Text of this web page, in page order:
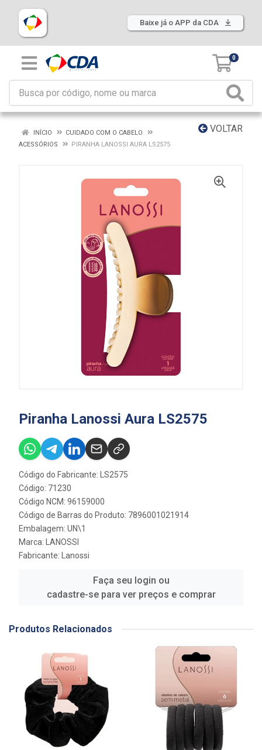
Baixe já o APP da CDA
0
VOLTAR
INÍCIO
CUIDADO COM O CABELO
ACESSÓRIOS
PIRANHA LANOSSI AURA LS2575
Piranha Lanossi Aura LS2575
Código do Fabricante: LS2575
Código: 71230
Código NCM: 96159000
Código de Barras do Produto: 7896001021914
Embalagem: UN\1
Marca:
LANOSSI
Fabricante:
Lanossi
Faça seu login ou
cadastre-se para ver preços e comprar
Produtos Relacionados